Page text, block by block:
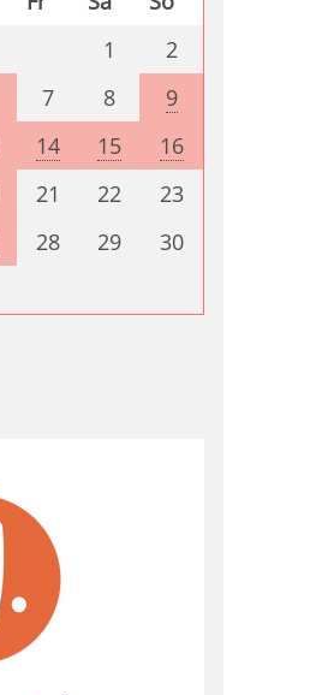
1
2
7 8
9
14 15
16
21 22
23
28 29
30